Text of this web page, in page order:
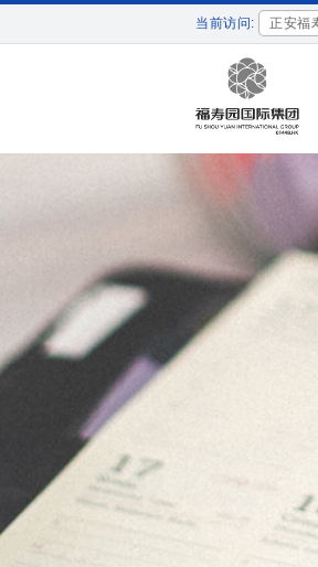
当前访问: 正安福